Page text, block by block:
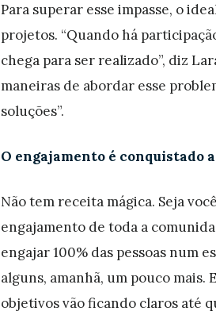
Para superar esse impasse, o
projetos. “Quando há
chega para ser realizado”, diz
maneiras de abordar esse
soluções”.
O engajamento é conquistado
Não tem receita mágica. Seja
engajamento de toda a
engajar 100% das pessoas num
alguns, amanhã, um pouco
objetivos vão ficando claros até